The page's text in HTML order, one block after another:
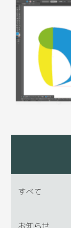
すべて